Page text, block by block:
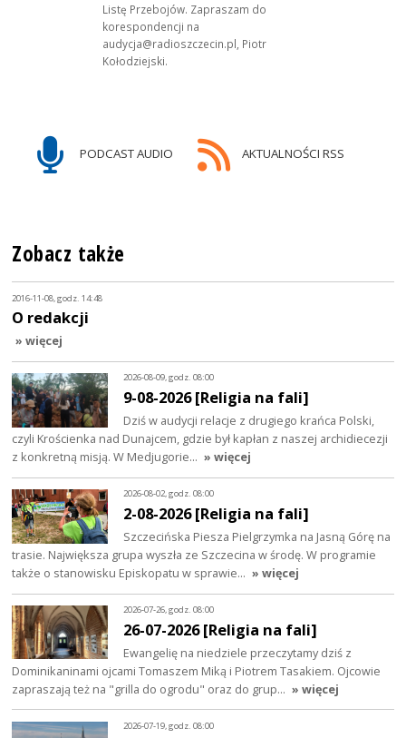
Listę Przebojów. Zapraszam do
korespondencji na
audycja@radioszczecin.pl, Piotr
Kołodziejski.
PODCAST AUDIO AKTUALNOŚCI RSS
Zobacz także
2016-11-08, godz. 14:48
O redakcji
» więcej
2026-08-09, godz. 08:00
9-08-2026 [Religia na fali]
Dziś w audycji relacje z drugiego krańca Polski,
czyli Krościenka nad Dunajcem, gdzie był kapłan z naszej archidiecezji
z konkretną misją. W Medjugorie… » więcej
2026-08-02, godz. 08:00
2-08-2026 [Religia na fali]
Szczecińska Piesza Pielgrzymka na Jasną Górę na
trasie. Największa grupa wyszła ze Szczecina w środę. W programie
także o stanowisku Episkopatu w sprawie… » więcej
2026-07-26, godz. 08:00
26-07-2026 [Religia na fali]
Ewangelię na niedziele przeczytamy dziś z
Dominikaninami ojcami Tomaszem Miką i Piotrem Tasakiem. Ojcowie
zapraszają też na "grilla do ogrodu" oraz do grup… » więcej
2026-07-19, godz. 08:00